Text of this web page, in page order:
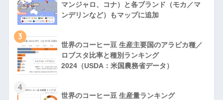
マンジャロ、コナ）と各ブランド（モカ／マ
ンデリンなど）もマップに追加
3
世界のコーヒー豆 生産主要国のアラビカ種／
ロブスタ比率と種別ランキング
2024（USDA：米国農務省データ）
4
世界のコーヒー豆 生産量ランキング